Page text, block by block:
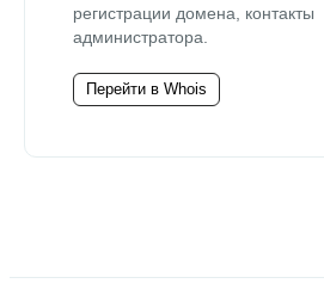
регистрации домена, контакты
администратора.
Перейти в Whois